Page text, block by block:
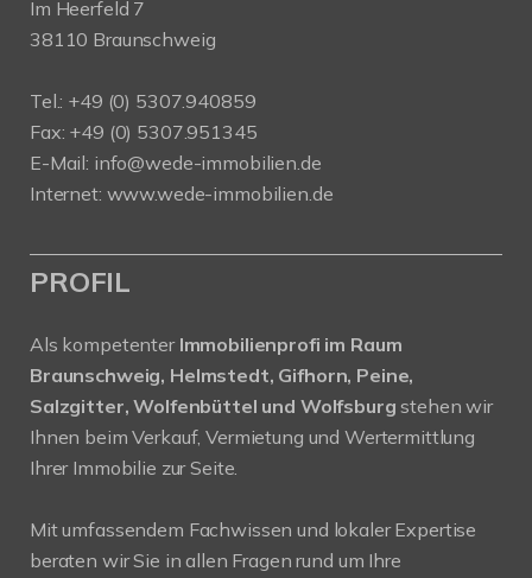
Im Heerfeld 7
38110 Braunschweig
Tel.: +49 (0) 5307.940859
Fax: +49 (0) 5307.951345
E-Mail: info@wede-immobilien.de
Internet: www.wede-immobilien.de
PROFIL
Als kompetenter Immobilienprofi im Raum
Braunschweig, Helmstedt, Gifhorn, Peine,
Salzgitter, Wolfenbüttel und Wolfsburgstehen wir
Ihnen beim Verkauf, Vermietung und Wertermittlung
Ihrer Immobilie zur Seite.
Mit umfassendem Fachwissen und lokaler Expertise
beraten wir Sie in allen Fragen rund um Ihre